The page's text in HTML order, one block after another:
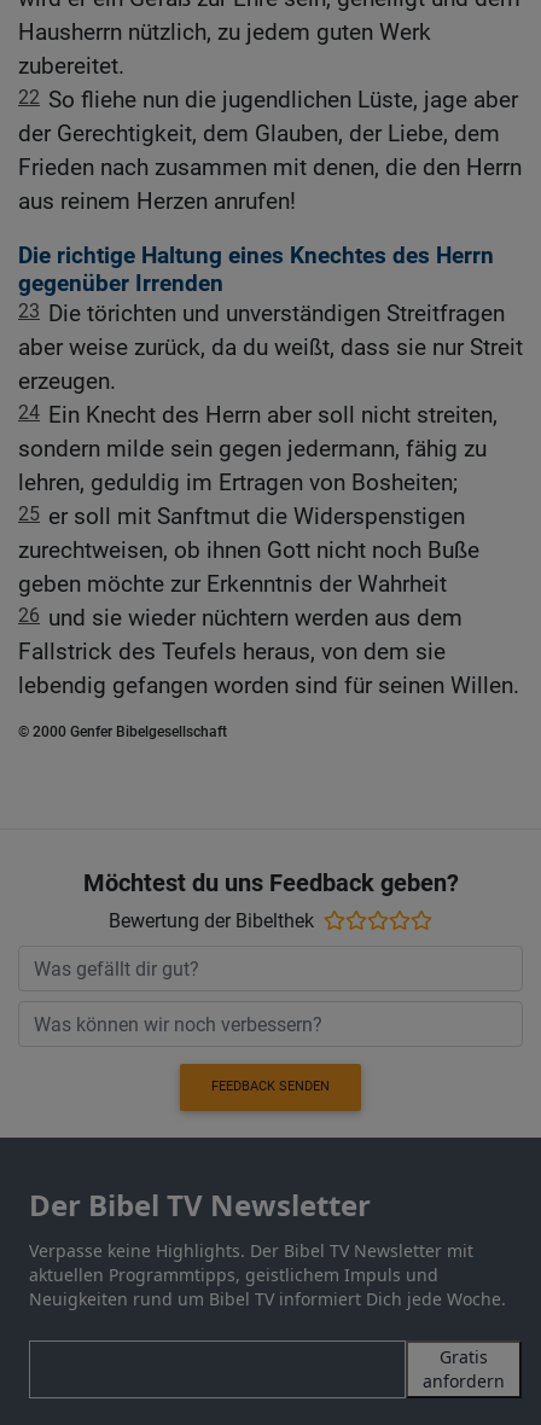
Hausherrn nützlich, zu jedem guten Werk
zubereitet.
22 So fliehe nun die jugendlichen Lüste, jage aber
der Gerechtigkeit, dem Glauben, der Liebe, dem
Frieden nach zusammen mit denen, die den Herrn
aus reinem Herzen anrufen!
Die richtige Haltung eines Knechtes des Herrn
gegenüber Irrenden
23 Die törichten und unverständigen Streitfragen
aber weise zurück, da du weißt, dass sie nur Streit
erzeugen.
24 Ein Knecht des Herrn aber soll nicht streiten,
sondern milde sein gegen jedermann, fähig zu
lehren, geduldig im Ertragen von Bosheiten;
25 er soll mit Sanftmut die Widerspenstigen
zurechtweisen, ob ihnen Gott nicht noch Buße
geben möchte zur Erkenntnis der Wahrheit
26 und sie wieder nüchtern werden aus dem
Fallstrick des Teufels heraus, von dem sie
lebendig gefangen worden sind für seinen Willen.
© 2000 Genfer Bibelgesellschaft
Möchtest du uns Feedback geben?
Bewertung der Bibelthek
FEEDBACK SENDEN
Der Bibel TV Newsletter
Verpasse keine Highlights. Der Bibel TV Newsletter mit
aktuellen Programmtipps, geistlichem Impuls und
Neuigkeiten rund um Bibel TV informiert Dich jede Woche.
Gratis
anfordern